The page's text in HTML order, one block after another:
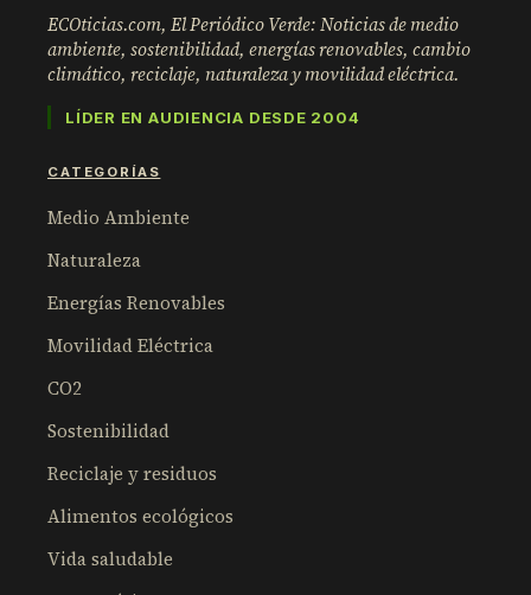
ECOticias.com, El Periódico Verde: Noticias de medio
ambiente, sostenibilidad, energías renovables, cambio
climático, reciclaje, naturaleza y movilidad eléctrica.
LÍDER EN AUDIENCIA DESDE 2004
CATEGORÍAS
Medio Ambiente
Naturaleza
Energías Renovables
Movilidad Eléctrica
CO2
Sostenibilidad
Reciclaje y residuos
Alimentos ecológicos
Vida saludable